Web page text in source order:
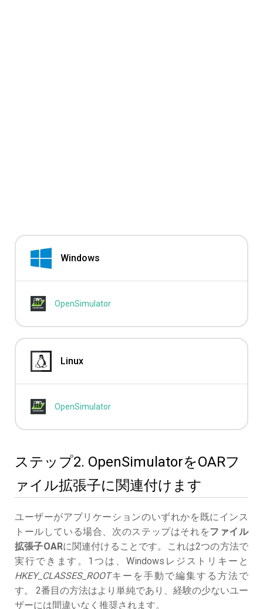
Windows
OpenSimulator
Linux
OpenSimulator
ステップ2. OpenSimulatorをOARフ
ァイル拡張子に関連付けます
ユーザーがアプリケーションのいずれかを既にインス
トールしている場合、次のステップはそれをファイル
拡張子OARに関連付けることです。これは2つの方法で
実行できます。1つは、Windowsレジストリキーと
HKEY_CLASSES_ROOTキーを手動で編集する方法で
す。 2番目の方法はより単純であり、経験の少ないユー
ザーには間違いなく推奨されます。